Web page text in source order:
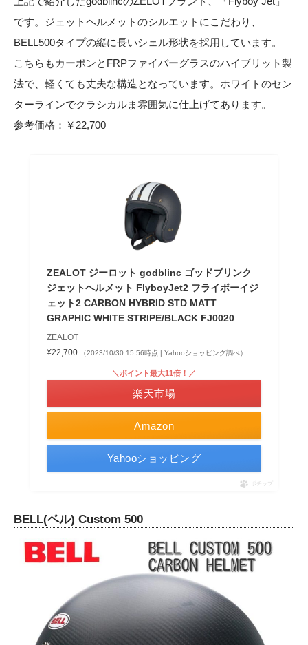
です。ジェットヘルメットのシルエットにこだわり、
BELL500タイプの縦に長いシェル形状を採用しています。
こちらもカーボンとFRPファイバーグラスのハイブリット製
法で、軽くても丈夫な構造となっています。ホワイトのセン
ターラインでクラシカルま雰囲気に仕上げてあります。
参考価格：￥22,700
ZEALOT ジーロット godblinc ゴッドブリンク
ジェットヘルメット FlyboyJet2 フライボーイジ
ェット2 CARBON HYBRID STD MATT
GRAPHIC WHITE STRIPE/BLACK FJ0020
ZEALOT
¥22,700
（2023/10/30 15:56時点 | Yahooショッピング調べ）
Amazon
＼ポイント最大11倍！／
楽天市場
Yahooショッピング
ポチップ
BELL(ベル) Custom 500